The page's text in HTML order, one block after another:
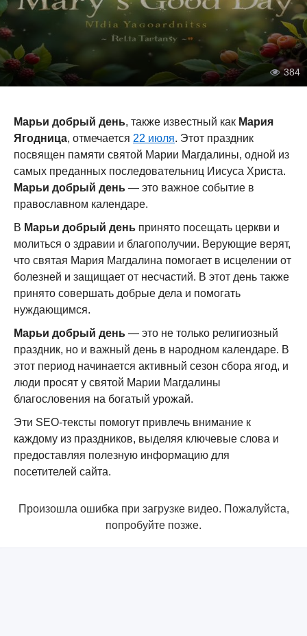
384
Марьи добрый день, также известный как Мария
Ягодница, отмечается 22 июля. Этот праздник
посвящен памяти святой Марии Магдалины, одной из
самых преданных последовательниц Иисуса Христа.
Марьи добрый день — это важное событие в
православном календаре.
В Марьи добрый день принято посещать церкви и
молиться о здравии и благополучии. Верующие верят,
что святая Мария Магдалина помогает в исцелении от
болезней и защищает от несчастий. В этот день также
принято совершать добрые дела и помогать
нуждающимся.
Марьи добрый день — это не только религиозный
праздник, но и важный день в народном календаре. В
этот период начинается активный сезон сбора ягод, и
люди просят у святой Марии Магдалины
благословения на богатый урожай.
Эти SEO-тексты помогут привлечь внимание к
каждому из праздников, выделяя ключевые слова и
предоставляя полезную информацию для
посетителей сайта.
Произошла ошибка при загрузке видео. Пожалуйста,
попробуйте позже.